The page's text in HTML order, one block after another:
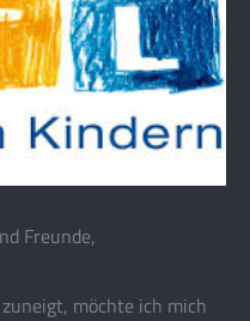
Freunde,
möchte ich mich